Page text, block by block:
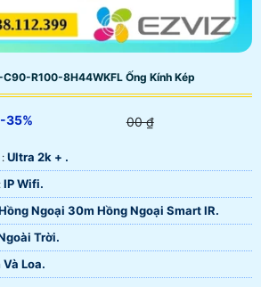
R100-8H44WKFL Ống Kính Kép
35% 00 ₫
Ultra 2k + .
🤖️ Sử dụng công nghệ : IP Wifi.
Ngoại 30m Hồng Ngoại Smart IR.
Trời.
Loa.